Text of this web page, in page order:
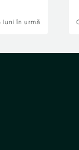
luni în urmă